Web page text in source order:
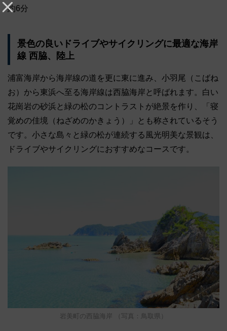
約6分
景色の良いドライブやサイクリングに最適な海岸
線 西脇、陸上
浦富海岸から海岸線の道を更に東に進み、小羽尾（こばね
お）から東浜へ至る海岸線は西脇海岸と呼ばれます。白い
花崗岩の砂浜と緑の松のコントラストが絶景を作り、「寝
覚めの佳境（ねざめのかきょう）」とも称されているそう
です。小さな島々と緑の松が連続する風光明美な景観は、
ドライブやサイクリングにおすすめなコースです。
岩美町の西脇海岸 （写真：鳥取県）